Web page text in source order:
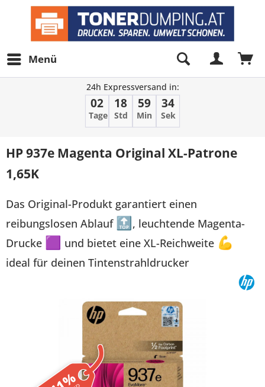
Menü
24h Expressversand in:
02
Tage
18
Std
59
Min
34
Sek
HP 937e Magenta Original XL-Patrone
1,65K
Das Original-Produkt garantiert einen
reibungslosen Ablauf 🔝 , leuchtende Magenta-
Drucke 🟪 und bietet eine XL-Reichweite 💪
ideal für deinen Tintenstrahldrucker